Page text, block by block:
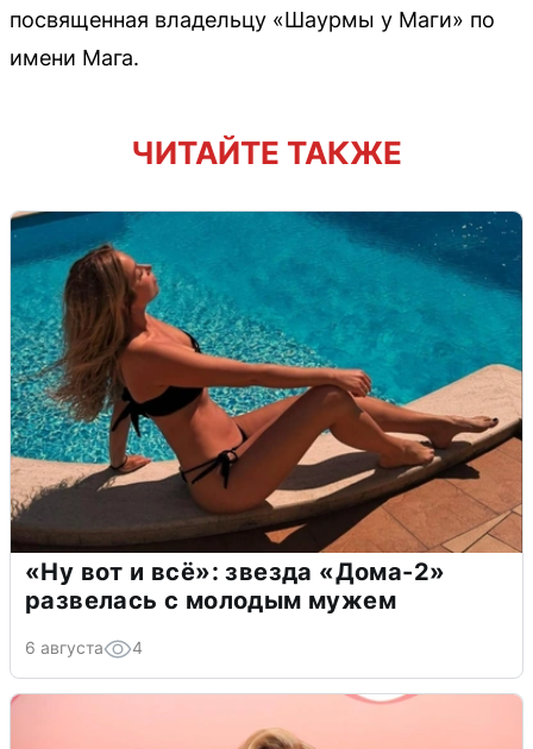
посвященная владельцу «Шаурмы у Маги» по
имени Мага.
ЧИТАЙТЕ ТАКЖЕ
«Ну вот и всё»: звезда «Дома-2»
развелась с молодым мужем
6 августа 4